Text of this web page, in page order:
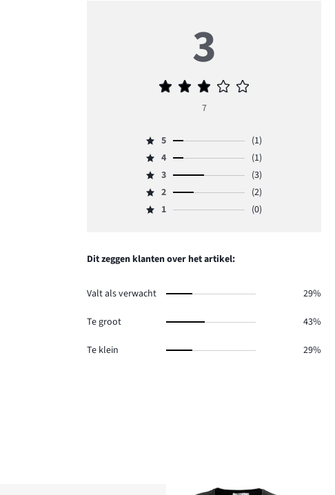
3
Gemiddelde
3
7
Beoordeling
5,
aantal
reviews
5
(1)
Beoordeling
4,
aantal
reviews
4
(1)
Beoordeling
3,
aantal
3
(3)
Beoordeling
2,
2.
2
(2)
Beoordeling
reviews
1 (0)
Dit zeggen klanten over het artikel:
Valt als verwacht 29%
Te groot 43%
Te klein 29%